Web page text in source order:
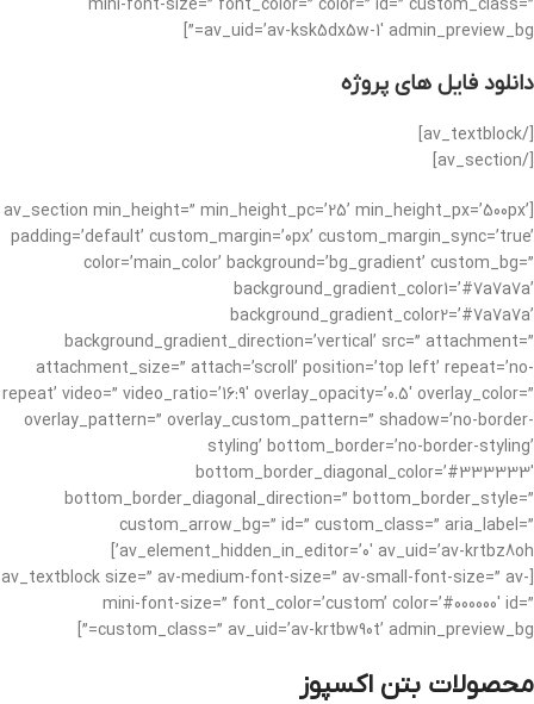
mini-font-size=” font_color=” color=” id=” custom_class=”
av_uid=’av-ksk5dx5w-1′ admin_preview_bg=”]
دانلود فایل های پروژه
[/av_textblock]
[/av_section]
[av_section min_height=” min_height_pc=’25’ min_height_px=’500px’
padding=’default’ custom_margin=’0px’ custom_margin_sync=’true’
color=’main_color’ background=’bg_gradient’ custom_bg=”
background_gradient_color1=’#7a7a7a’
background_gradient_color2=’#7a7a7a’
background_gradient_direction=’vertical’ src=” attachment=”
attachment_size=” attach=’scroll’ position=’top left’ repeat=’no-
repeat’ video=” video_ratio=’16:9′ overlay_opacity=’0.5′ overlay_color=”
overlay_pattern=” overlay_custom_pattern=” shadow=’no-border-
styling’ bottom_border=’no-border-styling’
bottom_border_diagonal_color=’#333333′
bottom_border_diagonal_direction=” bottom_border_style=”
custom_arrow_bg=” id=” custom_class=” aria_label=”
av_element_hidden_in_editor=’0′ av_uid=’av-krtbz8oh’]
[av_textblock size=” av-medium-font-size=” av-small-font-size=” av-
mini-font-size=” font_color=’custom’ color=’#000000′ id=”
custom_class=” av_uid=’av-krtbw90t’ admin_preview_bg=”]
محصولات بتن اکسپوز